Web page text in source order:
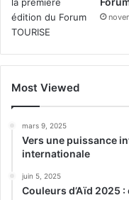
Most Viewed
mars 9, 2025
Vers une puissance
internationale
juin 5, 2025
Couleurs d’Aïd 2025